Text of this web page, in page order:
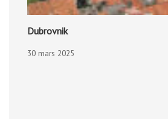
Dubrovnik
30 mars 2025